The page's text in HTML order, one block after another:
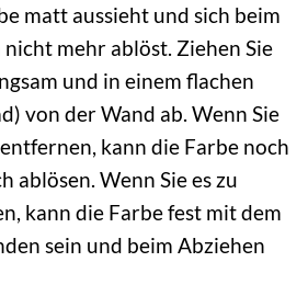
matt aussieht und sich beim
mehr ablöst. Ziehen Sie
und in einem flachen
von der Wand ab. Wenn Sie
kann die Farbe noch
ablösen. Wenn Sie es zu
kann die Farbe fest mit dem
sein und beim Abziehen